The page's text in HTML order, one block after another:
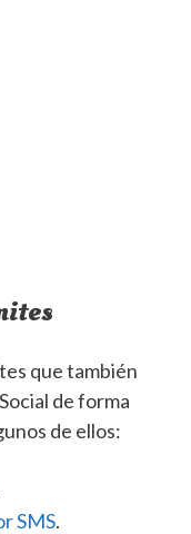
que también
de forma
de ellos:
SMS.